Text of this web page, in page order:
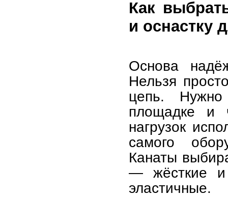
Как
и оснастку
Основа
Нельзя
цепь.
площадке и
нагрузок
самого
Канаты
— жёсткие и
эластичные.